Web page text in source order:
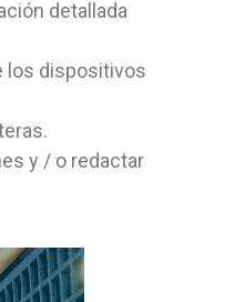
detallada
los dispositivos
y / o redactar